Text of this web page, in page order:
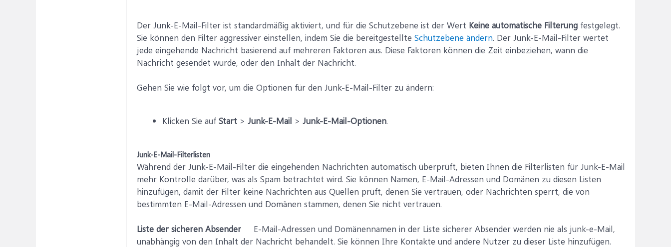
Der Junk-E-Mail-Filter ist standardmäßig aktiviert, und für die Schutzebene ist der Wert Keine automatische Filterung festgelegt.
Sie können den Filter aggressiver einstellen, indem Sie die bereitgestellte Schutzebene ändern. Der Junk-E-Mail-Filter wertet
jede eingehende Nachricht basierend auf mehreren Faktoren aus. Diese Faktoren können die Zeit einbeziehen, wann die
Nachricht gesendet wurde, oder den Inhalt der Nachricht.
Gehen Sie wie folgt vor, um die Optionen für den Junk-E-Mail-Filter zu ändern:
Klicken Sie auf Start > Junk-E-Mail > Junk-E-Mail-Optionen.
Junk-E-Mail-Filterlisten
Während der Junk-E-Mail-Filter die eingehenden Nachrichten automatisch überprüft, bieten Ihnen die Filterlisten für Junk-E-Mail
mehr Kontrolle darüber, was als Spam betrachtet wird. Sie können Namen, E-Mail-Adressen und Domänen zu diesen Listen
hinzufügen, damit der Filter keine Nachrichten aus Quellen prüft, denen Sie vertrauen, oder Nachrichten sperrt, die von
bestimmten E-Mail-Adressen und Domänen stammen, denen Sie nicht vertrauen.
Liste der sicheren Absender E-Mail-Adressen und Domänennamen in der Liste sicherer Absender werden nie als junk-e-Mail,
unabhängig von den Inhalt der Nachricht behandelt. Sie können Ihre Kontakte und andere Nutzer zu dieser Liste hinzufügen.